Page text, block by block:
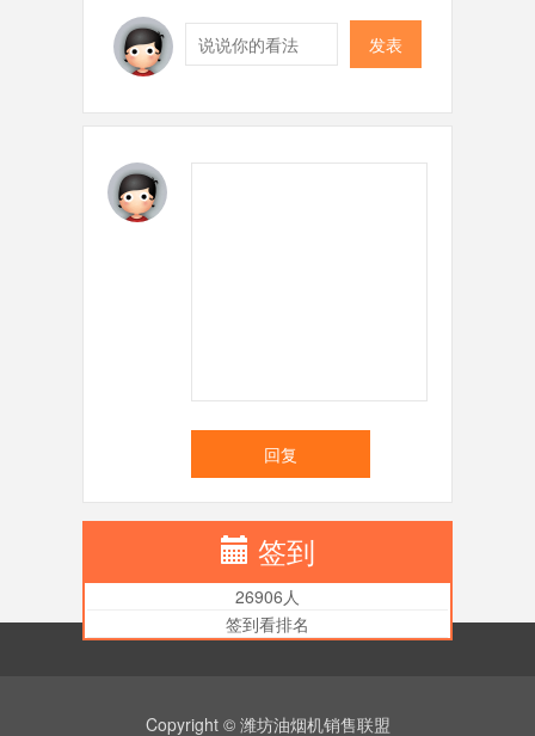
发表
回复
签到
26906人
签到看排名
Copyright © 潍坊油烟机销售联盟